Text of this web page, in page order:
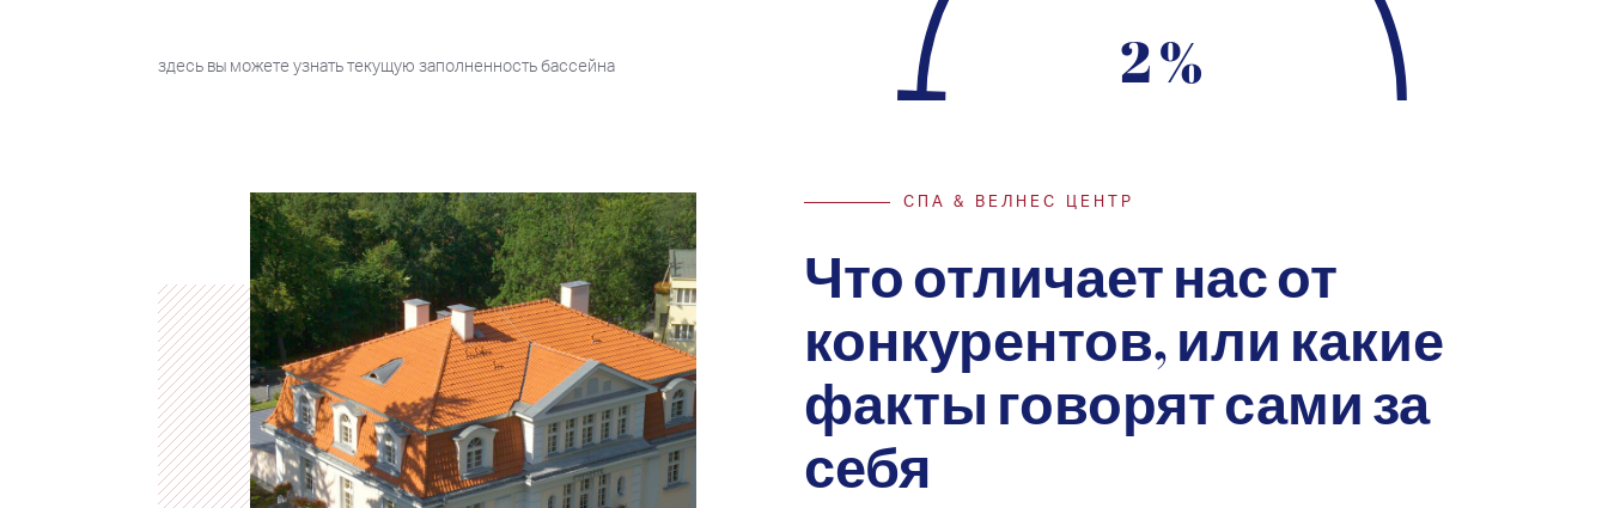
здесь вы можете узнать текущую заполненность бассейна 2 %
СПА & ВЕЛНЕС ЦЕНТР
Что отличает нас от
конкурентов, или какие
факты говорят сами за
себя